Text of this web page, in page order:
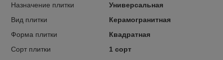
Назначение плитки
Универсальная
Вид плитки
Керамогранитная
Форма плитки
Квадратная
Сорт плитки
1 сорт